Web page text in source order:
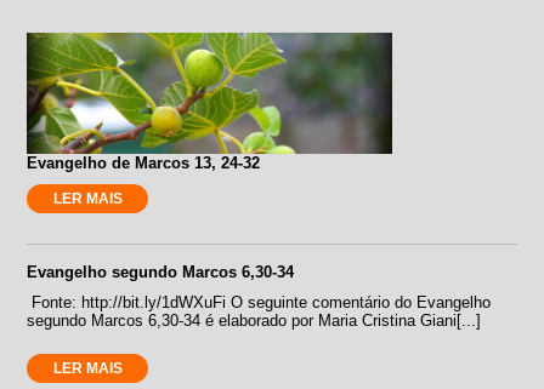
Evangelho de Marcos 13, 24-32
LER MAIS
Evangelho segundo Marcos 6,30-34
Fonte: http://bit.ly/1dWXuFi O seguinte comentário do Evangelho
segundo Marcos 6,30-34 é elaborado por Maria Cristina Giani[...]
LER MAIS